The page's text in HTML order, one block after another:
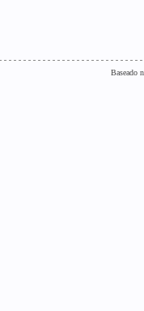
Baseado